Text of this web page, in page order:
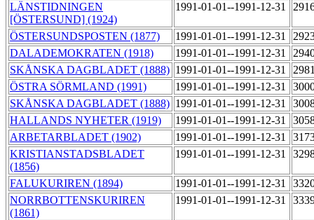
LÄNSTIDNINGEN
[ÖSTERSUND] (1924)
1991-01-01--1991-12-31
ÖSTERSUNDSPOSTEN (1877) 1991-01-01--1991-12-31
DALADEMOKRATEN (1918)
1991-01-01--1991-12-31
SKÅNSKA DAGBLADET (1888) 1991-01-01--1991-12-31
ÖSTRA SÖRMLAND (1991)
1991-01-01--1991-12-31
SKÅNSKA DAGBLADET (1888) 1991-01-01--1991-12-31
HALLANDS NYHETER (1919)
1991-01-01--1991-12-31
ARBETARBLADET (1902)
1991-01-01--1991-12-31
KRISTIANSTADSBLADET
(1856)
1991-01-01--1991-12-31
FALUKURIREN (1894) 1991-01-01--1991-12-31
NORRBOTTENSKURIREN
(1861)
1991-01-01--1991-12-31